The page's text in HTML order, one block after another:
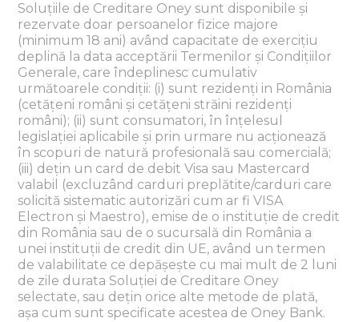
Soluțiile de Creditare Oney sunt disponibile și
rezervate doar persoanelor fizice majore
(minimum 18 ani) având capacitate de exercițiu
deplină la data acceptării Termenilor și Condițiilor
Generale, care îndeplinesc cumulativ
următoarele condiții: (i) sunt rezidenți in România
(cetățeni români și cetățeni străini rezidenți
români); (ii) sunt consumatori, în înțelesul
legislației aplicabile și prin urmare nu acționează
în scopuri de natură profesională sau comercială;
(iii) dețin un card de debit Visa sau Mastercard
valabil (excluzând carduri preplătite/carduri care
solicită sistematic autorizări cum ar fi VISA
Electron și Maestro), emise de o instituție de credit
din România sau de o sucursală din România a
unei instituții de credit din UE, având un termen
de valabilitate ce depășește cu mai mult de 2 luni
de zile durata Soluției de Creditare Oney
selectate, sau dețin orice alte metode de plată,
așa cum sunt specificate acestea de Oney Bank.